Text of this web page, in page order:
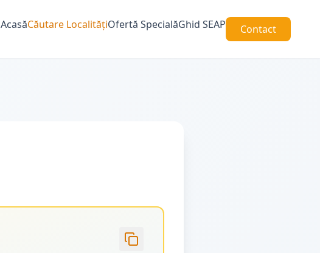
AcasăCăutare LocalitățiOfertă SpecialăGhid SEAP Contact